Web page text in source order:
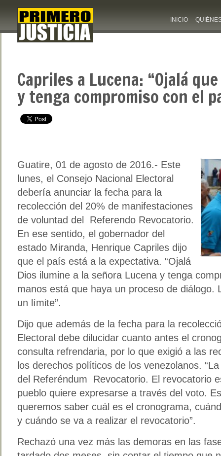
INICIO
Capriles a Lucena: “Ojalá
y tenga compromiso con el
Guatire, 01 de agosto de 2016.- Este
lunes, el Consejo Nacional Electoral
debería anunciar la fecha para la
recolección del 20% de manifestaciones
de voluntad del Referendo Revocatorio.
En ese sentido, el gobernador del
estado Miranda, Henrique Capriles dijo
que el país está a la expectativa. “Ojalá
Dios ilumine a la señora Lucena y tenga
manos está que haya un proceso de diálogo.
un límite”.
Dijo que además de la fecha para la
Electoral debe dilucidar cuanto antes el
consulta refrendaria, por lo que exigió a las
los derechos políticos de los venezolanos.
del Referéndum Revocatorio. El revocatorio
pueblo quiere expresarse a través del voto.
queremos saber cuál es el cronograma,
y cuándo se va a realizar el revocatorio”.
Rechazó una vez más las demoras en las